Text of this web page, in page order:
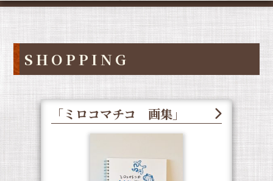
SHOPPING
「ミロコマチコ 画集」